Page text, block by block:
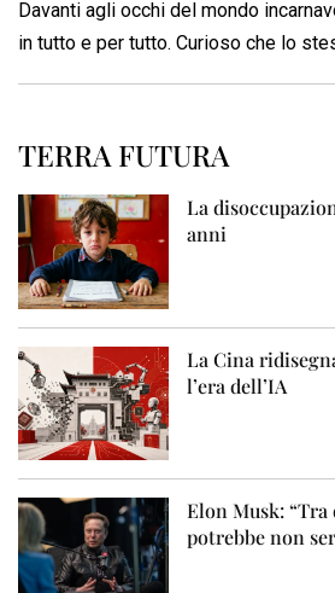
Davanti agli occhi del mondo
in tutto e per tutto. Curioso che lo
TERRA FUTURA
La
anni
La Cina
l’era dell’IA
Elon Musk:
potrebbe non